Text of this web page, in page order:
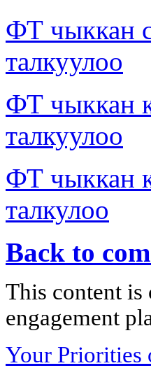
ФТ чыккан
талкуулоо
ФТ чыккан
талкуулоо
ФТ чыккан
талкулоо
Back to
This content is
engagement
Your Priorities